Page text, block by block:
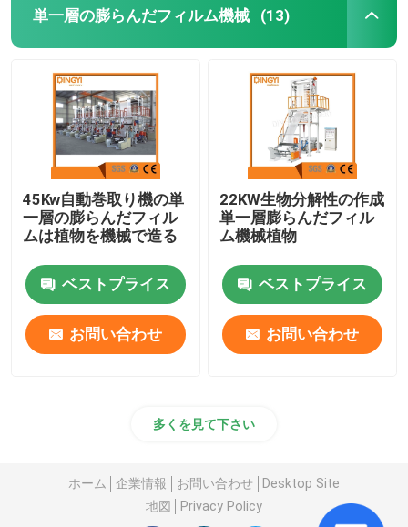
単一層の膨らんだフィルム機械 (13)
45Kw自動巻取り機の単
一層の膨らんだフィル
ムは植物を機械で造る
ベストプライス
お問い合わせ
22KW生物分解性の作成
単一層膨らんだフィル
ム機械植物
ベストプライス
お問い合わせ
多くを見て下さい
ホーム 企業情報 お問い合わせ
Desktop Site
地図
Privacy Policy